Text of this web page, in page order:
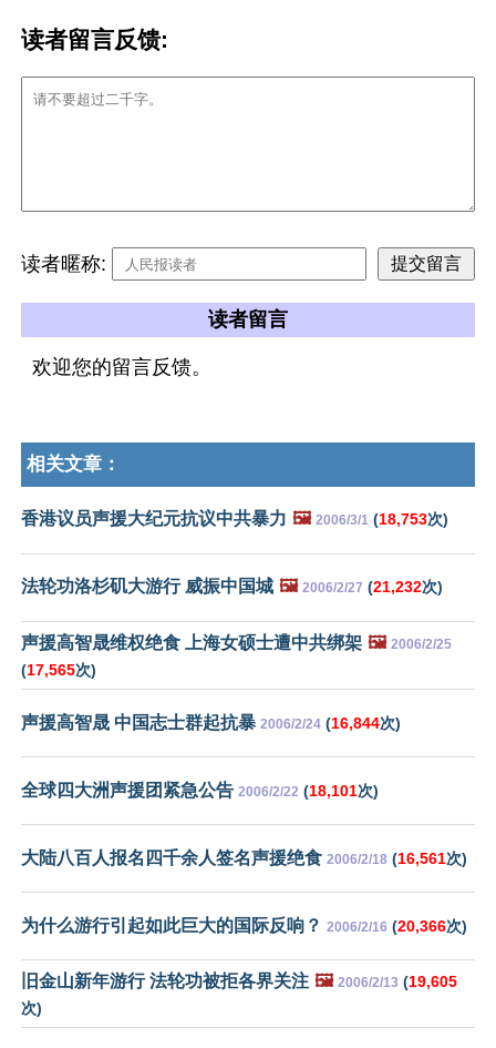
读者留言反馈:
读者暱称:
读者留言
欢迎您的留言反馈。
相关文章：
香港议员声援大纪元抗议中共暴力 🖼️ 2006/3/1 (18,753次)
法轮功洛杉矶大游行 威振中国城 🖼️ 2006/2/27 (21,232次)
声援高智晟维权绝食 上海女硕士遭中共绑架 🖼️ 2006/2/25
(17,565次)
声援高智晟 中国志士群起抗暴 2006/2/24 (16,844次)
全球四大洲声援团紧急公告 2006/2/22 (18,101次)
大陆八百人报名四千余人签名声援绝食 2006/2/18 (16,561次)
为什么游行引起如此巨大的国际反响？ 2006/2/16 (20,366次)
旧金山新年游行 法轮功被拒各界关注 🖼️ 2006/2/13 (19,605
次)